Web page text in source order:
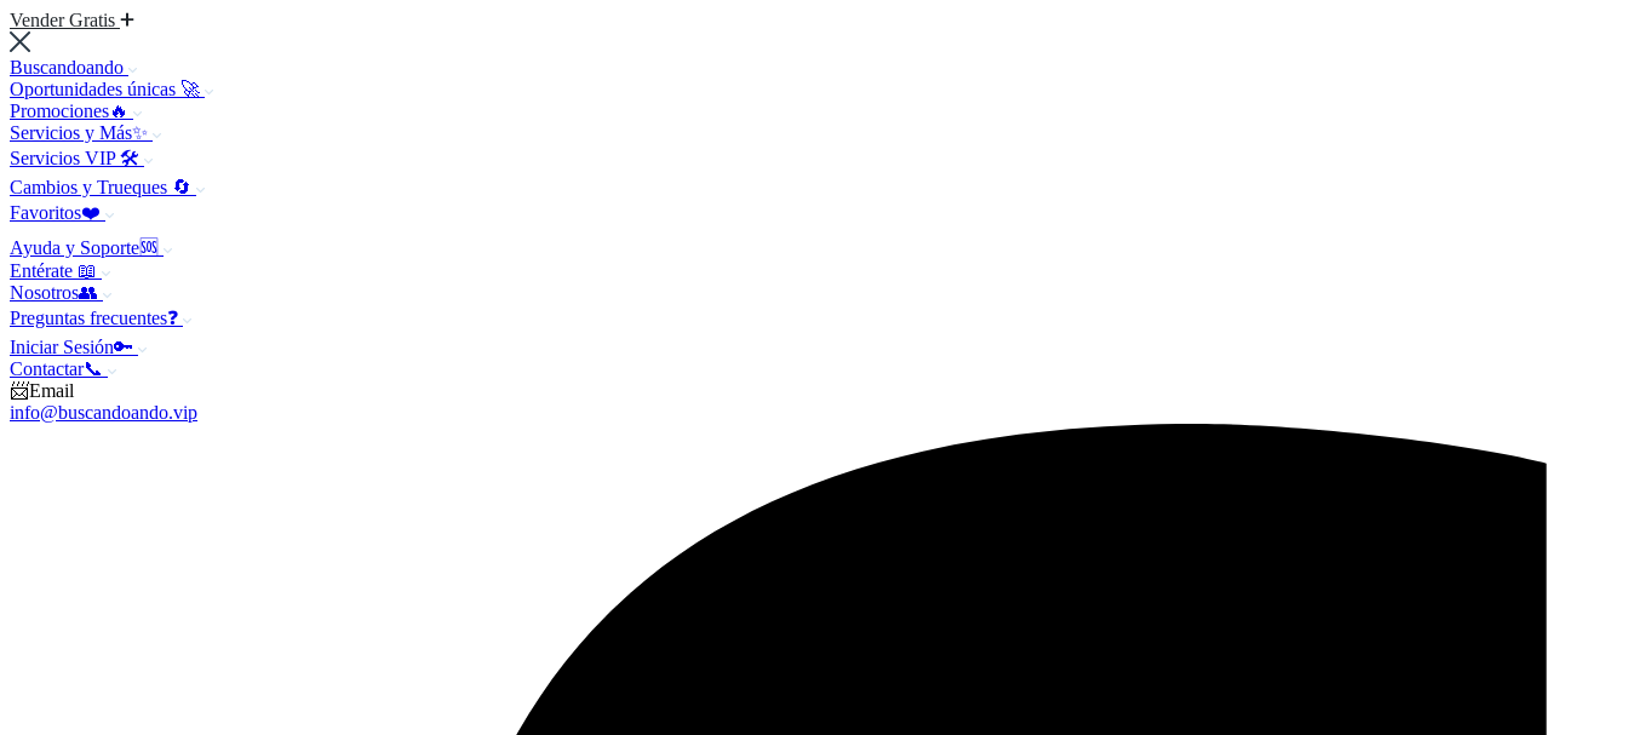
Vender Gratis
Buscandoando
Oportunidades únicas 🚀
Promociones🔥
Servicios y Más✨
Servicios VIP 🛠️
Cambios y Trueques 🔄
Favoritos❤️
Ayuda y Soporte🆘
Entérate 📖
Nosotros👥
Preguntas frecuentes❓
Iniciar Sesión🔑
Contactar📞
📨Email
info@buscandoando.vip